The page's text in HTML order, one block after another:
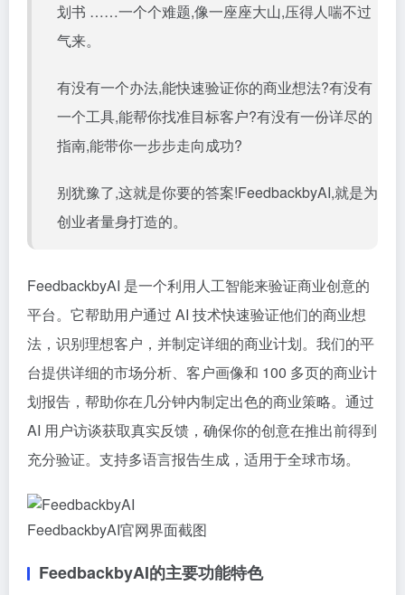
划书 ……一个个难题,像一座座大山,压得人喘不过
气来。
有没有一个办法,能快速验证你的商业想法?有没有
一个工具,能帮你找准目标客户?有没有一份详尽的
指南,能带你一步步走向成功?
别犹豫了,这就是你要的答案!FeedbackbyAI,就是为
创业者量身打造的。
FeedbackbyAI 是一个利用人工智能来验证商业创意的
平台。它帮助用户通过 AI 技术快速验证他们的商业想
法，识别理想客户，并制定详细的商业计划。我们的平
台提供详细的市场分析、客户画像和 100 多页的商业计
划报告，帮助你在几分钟内制定出色的商业策略。通过
AI 用户访谈获取真实反馈，确保你的创意在推出前得到
充分验证。支持多语言报告生成，适用于全球市场。
FeedbackbyAI官网界面截图
FeedbackbyAI的主要功能特色